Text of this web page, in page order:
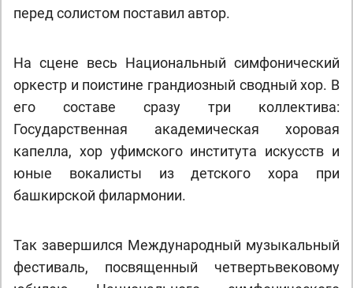
перед солистом поставил автор.
На сцене весь Национальный симфонический
оркестр и поистине грандиозный сводный хор. В
его составе сразу три коллектива:
Государственная академическая хоровая
капелла, хор уфимского института искусств и
юные вокалисты из детского хора при
башкирской филармонии.
Так завершился Международный музыкальный
фестиваль, посвященный четвертьвековому